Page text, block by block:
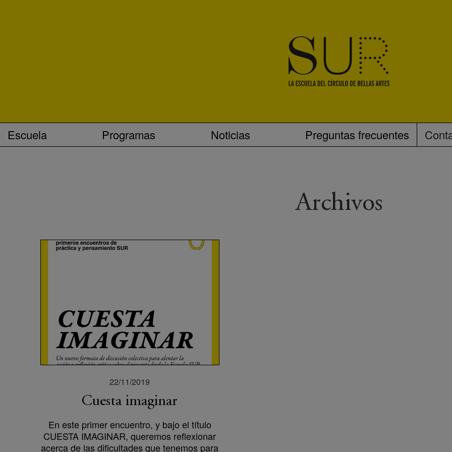
Escuela Programas Noticias Preguntas frecuentes
Archivos
22/11/2019
Cuesta imaginar
En este primer encuentro, y bajo el título
CUESTA IMAGINAR, queremos reflexionar
acerca de las dificultades que tenemos para